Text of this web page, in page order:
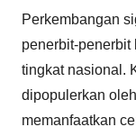
Perkembangan
penerbit-penerbit
tingkat nasional.
dipopulerkan
memanfaatkan